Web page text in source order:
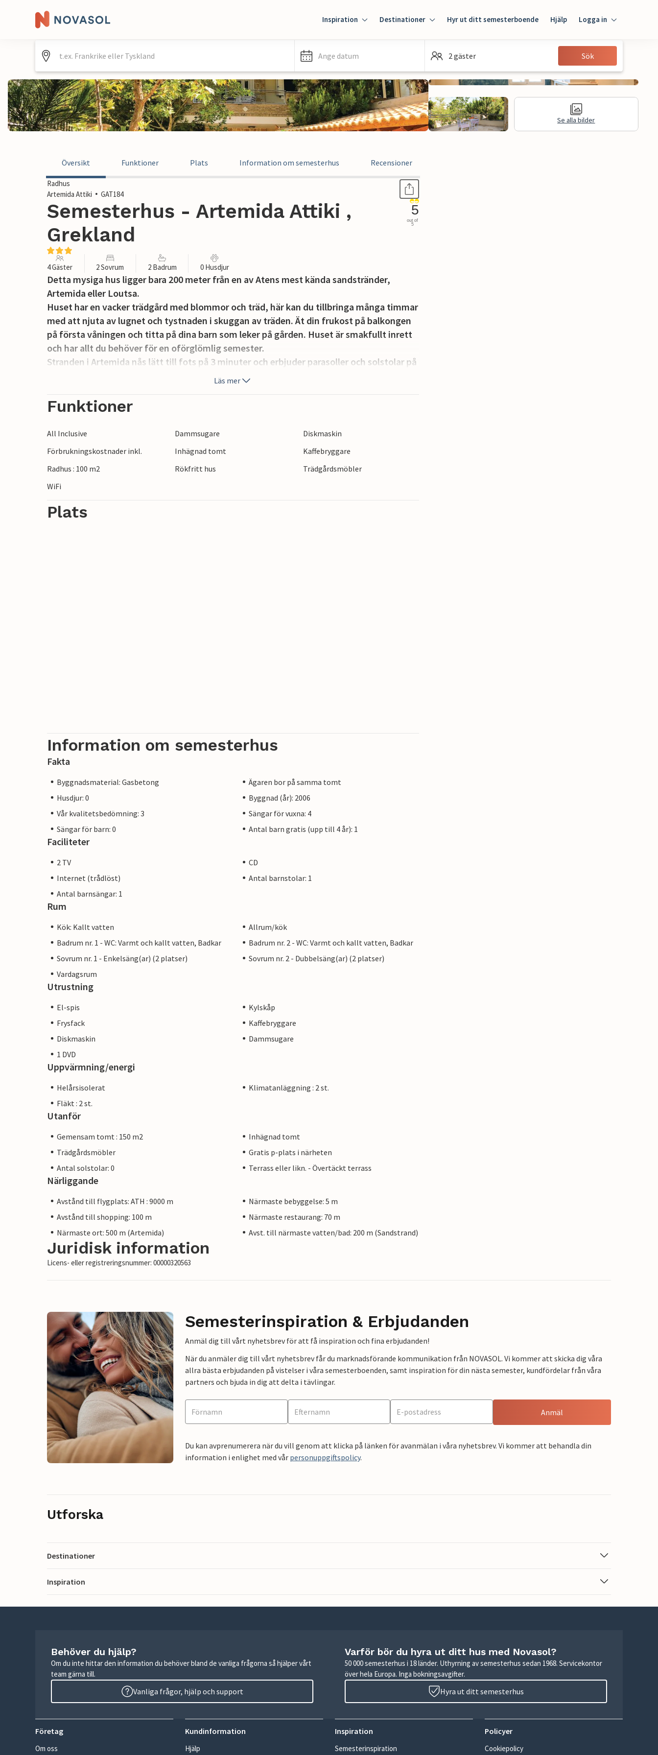
Inspiration Destinationer Hyr ut ditt semesterboende Hjälp Logga in
Gäst
Ange datum 2 gäster Sök
Se alla bilder
Översikt Funktioner Plats Information om semesterhus Recensioner
Radhus
Artemida Attiki
GAT184
Semesterhus - Artemida Attiki ,
Grekland
5
out of
5
4 Gäster 2 Sovrum 2 Badrum 0 Husdjur
Detta mysiga hus ligger bara 200 meter från en av Atens mest kända sandstränder,
Artemida eller Loutsa.
Huset har en vacker trädgård med blommor och träd, här kan du tillbringa många timmar
med att njuta av lugnet och tystnaden i skuggan av träden. Ät din frukost på balkongen
på första våningen och titta på dina barn som leker på gården. Huset är smakfullt inrett
och har allt du behöver för en oförglömlig semester.
Stranden i Artemida nås lätt till fots på 3 minuter och erbjuder parasoller och solstolar på
vissa ställen. Restauranger och kaféer vid havet ligger på gångavstånd. Det är bara 45 km
gamla stad, och njut av en god middag på någon av restaurangerna i området.
Läs mer
Funktioner
All Inclusive Dammsugare
Diskmaskin
Förbrukningskostnader inkl.
Inhägnad tomt
Kaffebryggare
Radhus : 100 m2
Rökfritt hus
Trädgårdsmöbler
WiFi
Plats
Information om semesterhus
Fakta
Byggnadsmaterial: Gasbetong
Ägaren bor på samma tomt
Husdjur: 0
Byggnad (år): 2006
Vår kvalitetsbedömning: 3
Sängar för vuxna: 4
Sängar för barn: 0
Antal barn gratis (upp till 4 år): 1
Faciliteter
2 TV
CD
Internet (trådlöst)
Antal barnstolar: 1
Antal barnsängar: 1
Rum
Kök: Kallt vatten
Allrum/kök
Badrum nr. 1 - WC: Varmt och kallt vatten, Badkar
Badrum nr. 2 - WC: Varmt och kallt vatten, Badkar
Sovrum nr. 1 - Enkelsäng(ar) (2 platser)
Sovrum nr. 2 - Dubbelsäng(ar) (2 platser)
Vardagsrum
Utrustning
El-spis
Kylskåp
Frysfack
Kaffebryggare
Diskmaskin
Dammsugare
1 DVD
Uppvärmning/energi
Helårsisolerat
Klimatanläggning : 2 st.
Fläkt : 2 st.
Utanför
Gemensam tomt : 150 m2
Inhägnad tomt
Trädgårdsmöbler
Gratis p-plats i närheten
Antal solstolar: 0
Terrass eller likn. - Övertäckt terrass
Närliggande
Avstånd till flygplats: ATH : 9000 m
Närmaste bebyggelse: 5 m
Avstånd till shopping: 100 m
Närmaste restaurang: 70 m
Närmaste ort: 500 m (Artemida)
Avst. till närmaste vatten/bad: 200 m (Sandstrand)
Juridisk information
Licens- eller registreringsnummer: 00000320563
Semesterinspiration & Erbjudanden
Anmäl dig till vårt nyhetsbrev för att få inspiration och fina erbjudanden!
När du anmäler dig till vårt nyhetsbrev får du marknadsförande kommunikation från NOVASOL. Vi kommer att skicka dig våra
allra bästa erbjudanden på vistelser i våra semesterboenden, samt inspiration för din nästa semester, kundfördelar från våra
partners och bjuda in dig att delta i tävlingar.
Anmäl
Du kan avprenumerera när du vill genom att klicka på länken för avanmälan i våra nyhetsbrev. Vi kommer att behandla din
information i enlighet med vår personuppgiftspolicy.
Utforska
Destinationer
Inspiration
Behöver du hjälp?
Om du inte hittar den information du behöver bland de vanliga frågorna så hjälper vårt
team gärna till.
Vanliga frågor, hjälp och support
Varför bör du hyra ut ditt hus med Novasol?
50 000 semesterhus i 18 länder. Uthyrning av semesterhus sedan 1968. Servicekontor
över hela Europa. Inga bokningsavgifter.
Hyra ut ditt semesterhus
Företag
Om oss
Kundinformation
Hjälp
Inspiration
Semesterinspiration
Policyer
Cookiepolicy